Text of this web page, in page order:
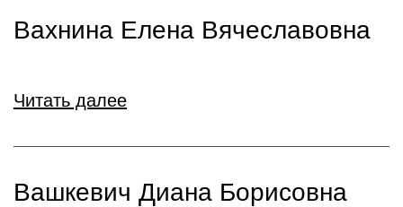
Вахнина Елена Вячеславовна
Читать далее
Вашкевич Диана Борисовна